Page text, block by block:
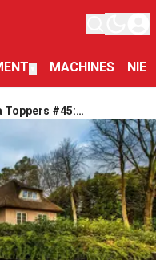
MACHINES
Toppers #45:
In Blaricum